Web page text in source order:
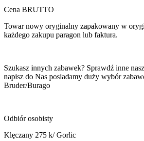
Cena BRUTTO
Towar nowy oryginalny zapakowany w
każdego zakupu paragon lub faktura.
Szukasz innych zabawek? Sprawdź inne
napisz do Nas posiadamy duży wybór
Bruder/Burago
Odbiór osobisty
Klęczany 275 k/ Gorlic